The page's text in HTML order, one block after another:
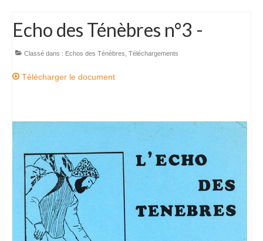
Contact
Echo des Ténèbres n°3 -
Classé dans : Echos des Ténèbres Téléchargements
Télécharger le document